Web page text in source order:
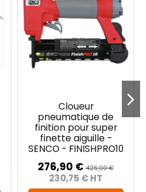
Cloueur
pneumatique de
finition pour super
finette aiguille -
SENCO - FINISHPRO10
276,90 € 426,00 €
230,75 € HT